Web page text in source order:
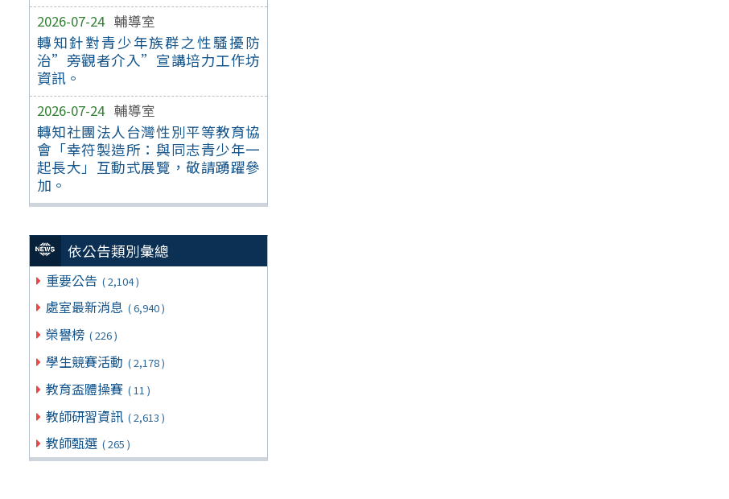
2026-07-24 輔導室
轉知針對青少年族群之性騷擾防
治”旁觀者介入”宣講培力工作坊
資訊。
2026-07-24 輔導室
轉知社團法人台灣性別平等教育協
會「幸符製造所：與同志青少年一
起長大」互動式展覽，敬請踴躍參
加。
依公告類別彙總
重要公告 ( 2,104 )
處室最新消息 ( 6,940 )
榮譽榜 ( 226 )
學生競賽活動 ( 2,178 )
教育盃體操賽 ( 11 )
教師研習資訊 ( 2,613 )
教師甄選 ( 265 )